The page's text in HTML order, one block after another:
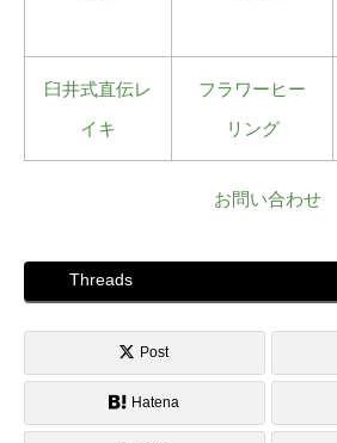
臼井式直伝レ
イキ
フラワーヒー
リング
お問い合わせ
Threads
Post
Hatena